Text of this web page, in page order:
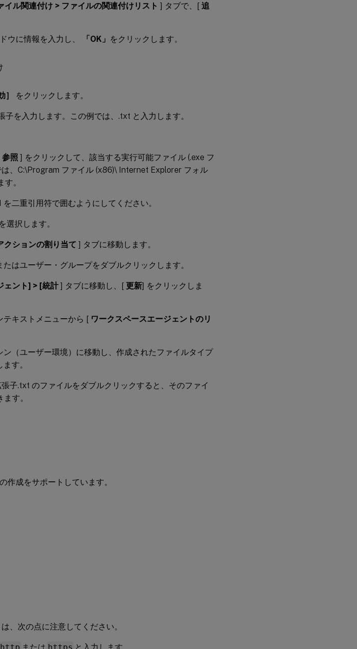
ル関連付け > ファイルの関連付けリスト ] タブで、[ 追
ウに情報を入力し、 「OK」 をクリックします。
］ をクリックします。
子を入力します。この例では、.txt と入力します。
参照 ] をクリックして、該当する実行可能ファイル (.exe フ
は、C:\Program ファイル (x86)\ Internet Explorer フォル
。
を二重引用符で囲むようにしてください。
選択します。
クションの割り当て ] タブに移動します。
はユーザー・グループをダブルクリックします。
ェント] > [統計 ] タブに移動し、[ 更新] をクリックしま
テキストメニューから [ ワークスペースエージェントのリ
（ユーザー環境）に移動し、作成されたファイルタイプ
す。
子.txt のファイルをダブルクリックすると、そのファイ
す。
作成をサポートしています。
、次の点に注意してください。
http または https と入力します。